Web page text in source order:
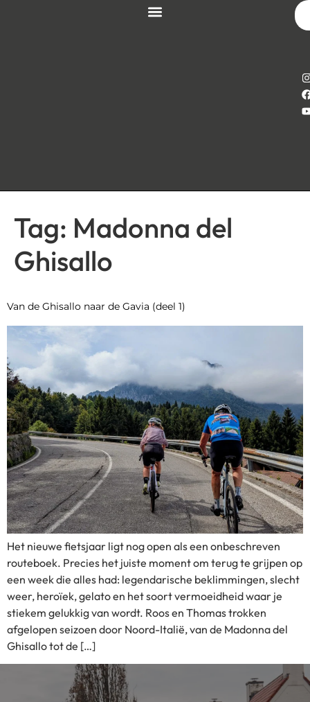
Tag: Madonna del
Ghisallo
Van de Ghisallo naar de Gavia (deel 1)
Het nieuwe fietsjaar ligt nog open als een onbeschreven
routeboek. Precies het juiste moment om terug te grijpen op
een week die alles had: legendarische beklimmingen, slecht
weer, heroïek, gelato en het soort vermoeidheid waar je
stiekem gelukkig van wordt. Roos en Thomas trokken
afgelopen seizoen door Noord-Italië, van de Madonna del
Ghisallo tot de […]